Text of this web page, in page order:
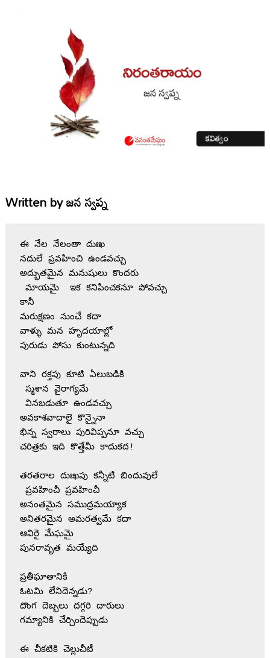
Written byజన స్వప్న
ఈ నేల నేలంతా దుఃఖ
నదులే ప్రవహించి ఉండవచ్చు
అద్భుతమైన మనుషులు కొందరు
మాయమై  ఇక కనిపించకనూ పోవచ్చు
కానీ
మరుక్షణం నుంచే కదా
వాళ్ళు మన హృదయాల్లో
పురుడు పోసు కుంటున్నది
వాని రక్తపు కూటి ఏలుబడికి
స్మశాన వైరాగ్యమే
వినబడుతూ ఉండవచ్చు
అవకాశవాదాలై కొన్నైనా
భిన్న స్వరాలు పురివిప్పనూ వచ్చు
చరిత్రకు ఇది కొత్తేమీ కాదుకద!
తరతరాల దుఃఖపు కన్నీటి బిందువులే
ప్రవహించీ ప్రవహించీ
అనంతమైన సముద్రమయ్యాక
అనితరమైన అమరత్వమే కదా
ఆవిరై మేఘమై
పునరావృత మయ్యేది
ప్రతీఘాతానికి
ఓటమి లేనిదెన్నడు?
దొంగ దెబ్బలు దగ్గరి దారులు
గమ్యానికి చేర్చిందెప్పుడు
ఈ చీకటికి చెల్లుచీటీ